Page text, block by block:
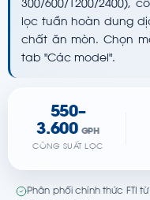
300/600/1200/2400),
lọc tuần hoàn dung
chất ăn mòn. Chọn
tab "Các model".
550–
3.600 GPH
CÔNG SUẤT LỌC
Phân phối chính thức FTI